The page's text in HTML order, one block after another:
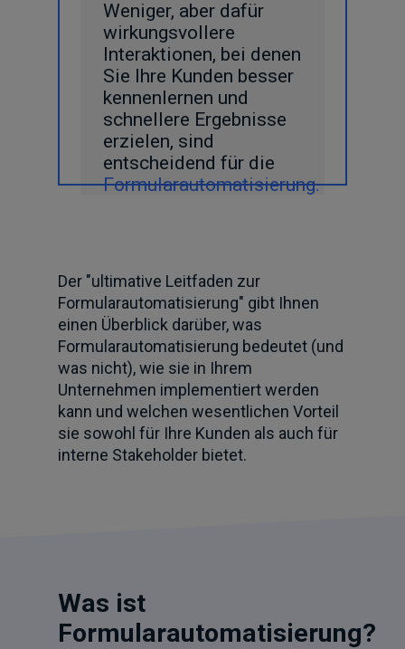
Weniger, aber dafür
wirkungsvollere
Interaktionen, bei denen
Sie Ihre Kunden besser
kennenlernen und
schnellere Ergebnisse
erzielen, sind
entscheidend für die
Formularautomatisierung.
Der "ultimative Leitfaden zur
Formularautomatisierung" gibt Ihnen
einen Überblick darüber, was
Formularautomatisierung bedeutet (und
was nicht), wie sie in Ihrem
Unternehmen implementiert werden
kann und welchen wesentlichen Vorteil
sie sowohl für Ihre Kunden als auch für
interne Stakeholder bietet.
Was ist
Formularautomatisierung?